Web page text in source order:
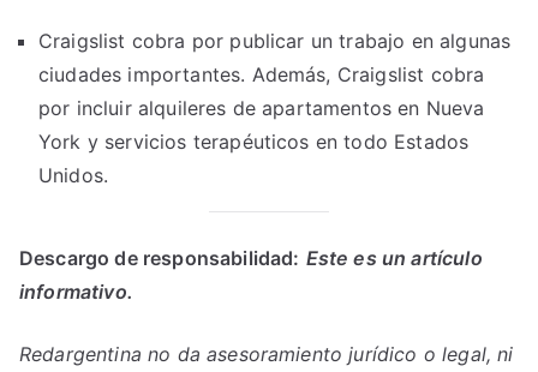
Craigslist cobra por publicar un trabajo en algunas
ciudades importantes. Además, Craigslist cobra
por incluir alquileres de apartamentos en Nueva
York y servicios terapéuticos en todo Estados
Unidos.
Descargo de responsabilidad: Este es un artículo
informativo.
Redargentina no da asesoramiento jurídico o legal, ni